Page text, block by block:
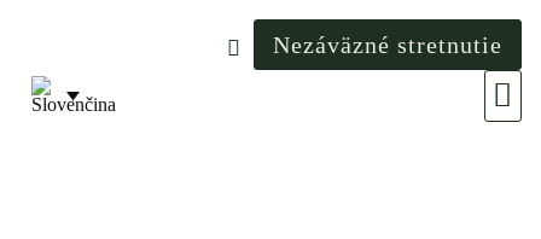
Nezáväzné stretnutie